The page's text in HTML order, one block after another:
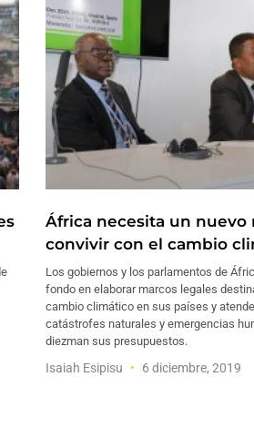
África necesita un nuevo
convivir con el cambio
Los gobiernos y los parlamentos de
fondo en elaborar marcos legales
cambio climático en sus países y
catástrofes naturales y emergencias
diezman sus presupuestos.
Isaiah Esipisu 6 diciembre, 2019